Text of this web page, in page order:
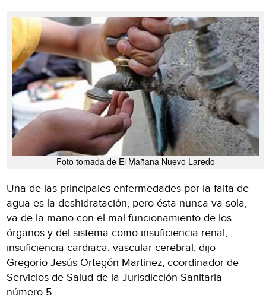
Foto tomada de El Mañana Nuevo Laredo
Una de las principales enfermedades por la falta de
agua es la deshidratación, pero ésta nunca va sola,
va de la mano con el mal funcionamiento de los
órganos y del sistema como insuficiencia renal,
insuficiencia cardiaca, vascular cerebral, dijo
Gregorio Jesús Ortegón Martinez, coordinador de
Servicios de Salud de la Jurisdicción Sanitaria
número 5.